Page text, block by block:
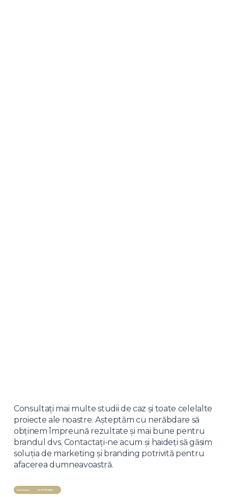
Consultați mai multe studii de caz și toate celelalte
proiecte ale noastre. Așteptăm cu nerăbdare să
obținem împreună rezultate și mai bune pentru
brandul dvs. Contactați-ne acum și haideți să găsim
soluția de marketing și branding potrivită pentru
afacerea dumneavoastră.
Vezi Portofoliul